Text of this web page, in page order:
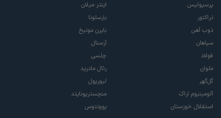
پرسپولیس
تراکتور
ذوب آهن
سپاهان
فولاد
ملوان
گل‌گهر
آلومینیوم اراک
استقلال خوزستان
اینتر میلان
بارسلونا
بایرن مونیخ
آرسنال
چلسی
رئال مادرید
لیورپول
منچستریونایتد
یوونتوس